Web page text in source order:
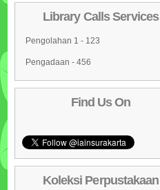
Library Calls Services
Pengolahan 1 - 123
Pengadaan - 456
Find Us On
Koleksi Perpustakaan